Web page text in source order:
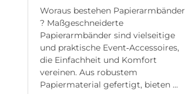
Woraus bestehen Papierarmbänder
? Maßgeschneiderte
Papierarmbänder sind vielseitige
und praktische Event‑Accessoires,
die Einfachheit und Komfort
vereinen. Aus robustem
Papiermaterial gefertigt, bieten ...